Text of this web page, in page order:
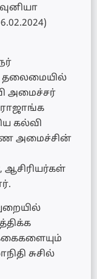
தலைமையில்
அமைச்சர்
கல்வி
அமைச்சின்
சுசில்